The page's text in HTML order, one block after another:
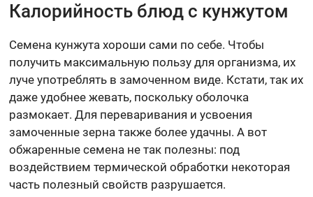
Калорийность блюд с кунжутом
Семена кунжута хороши сами по себе. Чтобы
получить максимальную пользу для организма, их
луче употреблять в замоченном виде. Кстати, так их
даже удобнее жевать, поскольку оболочка
размокает. Для переваривания и усвоения
замоченные зерна также более удачны. А вот
обжаренные семена не так полезны: под
воздействием термической обработки некоторая
часть полезный свойств разрушается.